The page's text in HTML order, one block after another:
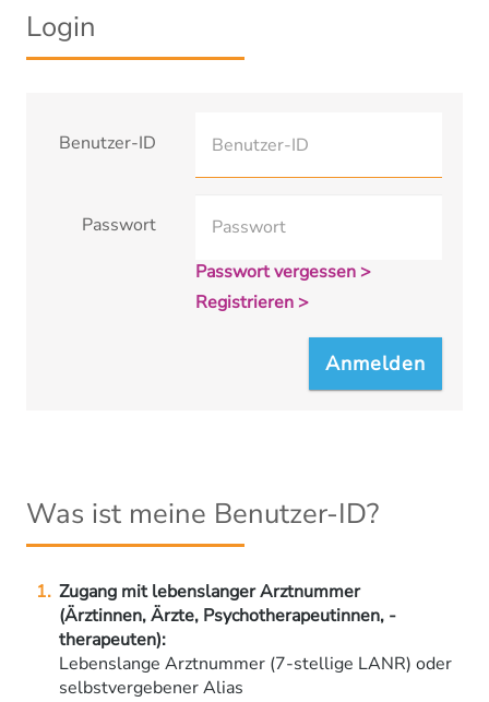
Login
Benutzer-ID
Passwort
Passwort vergessen >
Registrieren >
Was ist meine Benutzer-ID?
Zugang mit lebenslanger Arztnummer
(Ärztinnen, Ärzte, Psychotherapeutinnen, -
therapeuten):
Lebenslange Arztnummer (7-stellige LANR) oder
selbstvergebener Alias